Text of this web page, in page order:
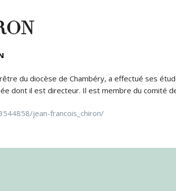
du diocèse de Chambéry, a effectué ses
dont il est directeur. Il est membre du comité
jean-francois_chiron/